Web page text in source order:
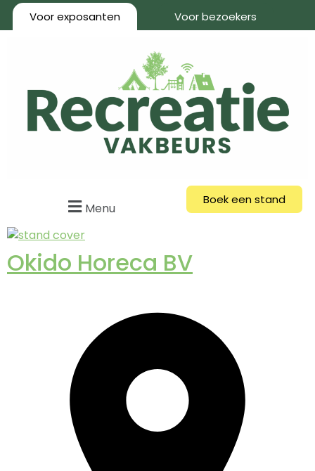
Voor exposanten Voor bezoekers
Menu
Boek een stand
Okido Horeca BV